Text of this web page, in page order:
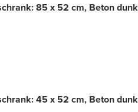
85 x 52 cm, Beton
45 x 52 cm, Beton